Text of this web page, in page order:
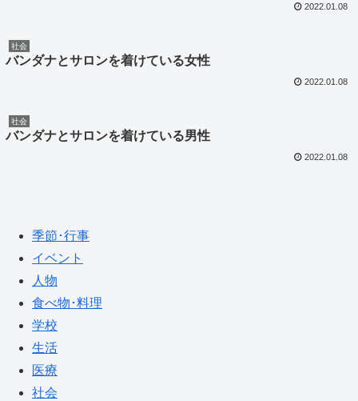
2022.01.08
社会
バンダナとサロンを着けている女性
2022.01.08
社会
バンダナとサロンを着けている男性
2022.01.08
季節･行事
イベント
人物
食べ物･料理
学校
生活
医療
社会